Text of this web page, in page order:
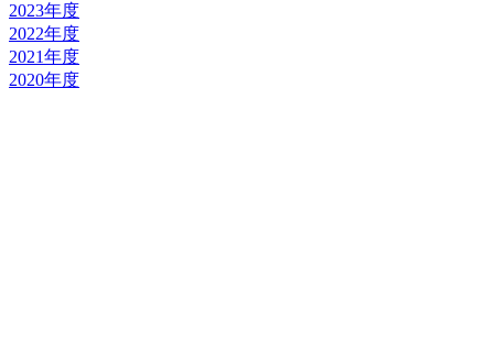
2023年度
2022年度
2021年度
2020年度